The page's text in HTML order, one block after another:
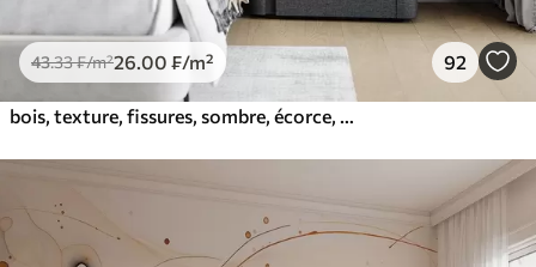
43.33₣/m²26 .00 ₣/m² 92